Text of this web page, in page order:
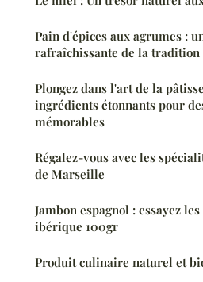
Pain d'épices aux agrumes :
rafraîchissante de la tradition
Plongez dans l'art de la
ingrédients étonnants pour
mémorables
Régalez-vous avec les
de Marseille
Jambon espagnol : essayez
ibérique 100gr
Produit culinaire naturel et